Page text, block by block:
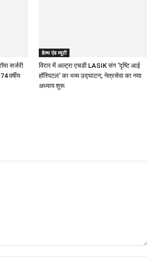
सर्जरी
वर्षीय
हेल्थ एंड ब्यूटी
विरार में अल्ट्रा एचडी LASIK संग ‘दृष्टि आई
हॉस्पिटल’ का भव्य उद्घाटन; नेत्रसेवा का नया
अध्याय शुरू